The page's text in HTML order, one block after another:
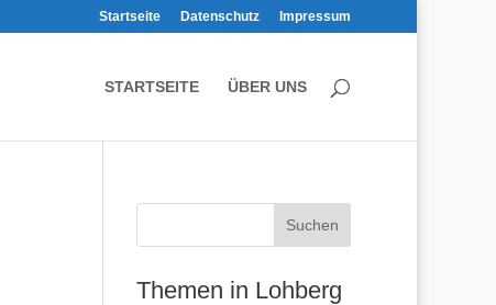
Startseite Datenschutz Impressum
STARTSEITE ÜBER UNS
Themen in Lohberg